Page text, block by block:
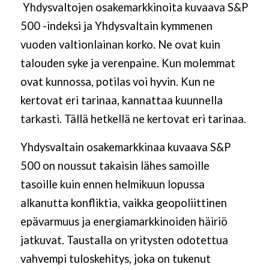
Yhdysvaltojen osakemarkkinoita kuvaava S&P
500 -indeksi ja Yhdysvaltain kymmenen
vuoden valtionlainan korko. Ne ovat kuin
talouden syke ja verenpaine. Kun molemmat
ovat kunnossa, potilas voi hyvin. Kun ne
kertovat eri tarinaa, kannattaa kuunnella
tarkasti. Tällä hetkellä ne kertovat eri tarinaa.
Yhdysvaltain osakemarkkinaa kuvaava S&P
500 on noussut takaisin lähes samoille
tasoille kuin ennen helmikuun lopussa
alkanutta konfliktia, vaikka geopoliittinen
epävarmuus ja energiamarkkinoiden häiriö
jatkuvat. Taustalla on yritysten odotettua
vahvempi tuloskehitys, joka on tukenut